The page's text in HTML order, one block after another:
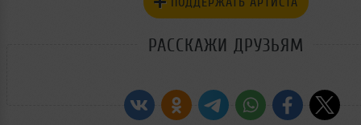
РАССКАЖИ ДРУЗЬЯМ